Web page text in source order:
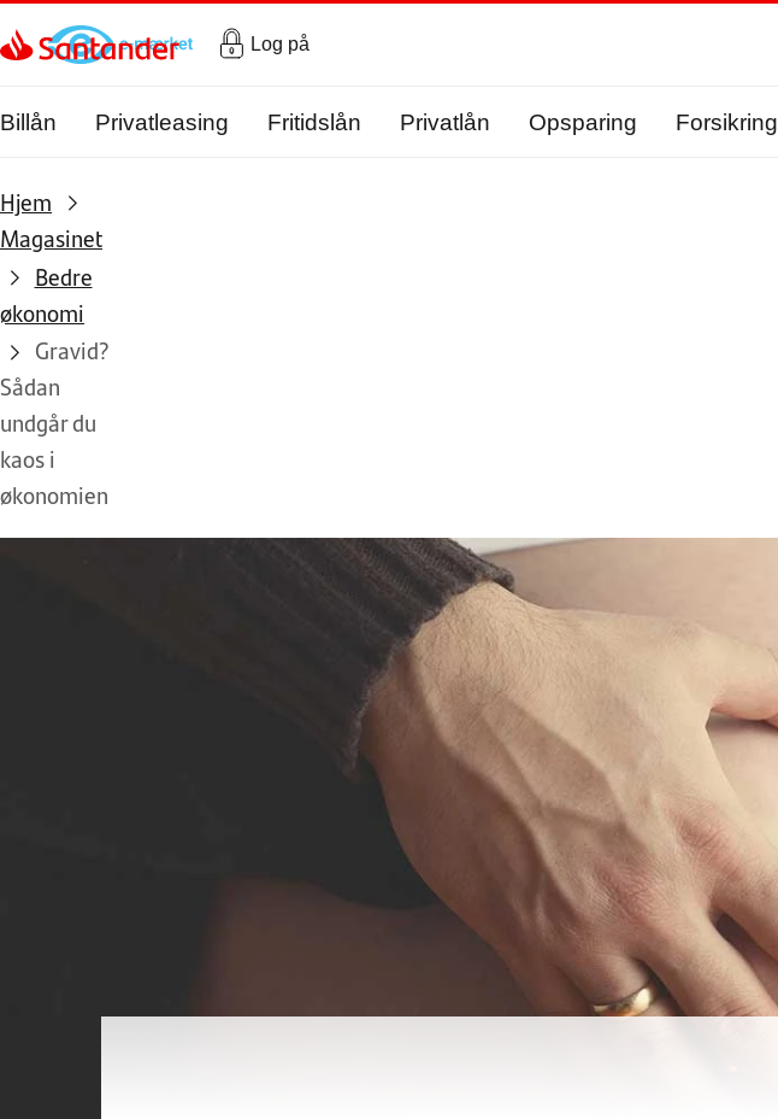
Gå til hovedindholdet
Log på
Billån Privatleasing Fritidslån Privatlån Opsparing Forsikring
Hjem
Magasinet
Bedre
økonomi
Gravid?
Sådan
undgår du
kaos i
økonomien